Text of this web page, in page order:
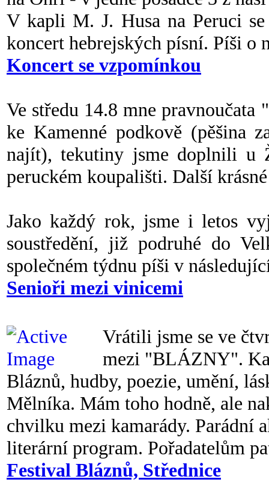
V kapli M. J. Husa na Peruci
koncert hebrejských písní. Píši o
Koncert se vzpomínkou
Ve středu 14.8 mne
ke Kamenné podkově (pěšina
najít), tekutiny jsme doplnili u
peruckém koupališti. Další
Jako každý rok, jsme i letos
soustředění, již podruhé do
společném týdnu píši v
Senioři mezi vinicemi
Vrátili jsme se ve
mezi "BLÁZNY".
Bláznů, hudby, poezie, umění,
Mělníka. Mám toho hodně, ale
chvilku mezi kamarády. Parádní
literární program. Pořadatelům
Festival Bláznů, Střednice